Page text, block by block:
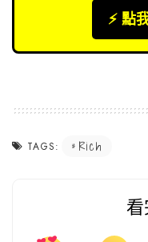
⚡️ 點
TAGS: Rich